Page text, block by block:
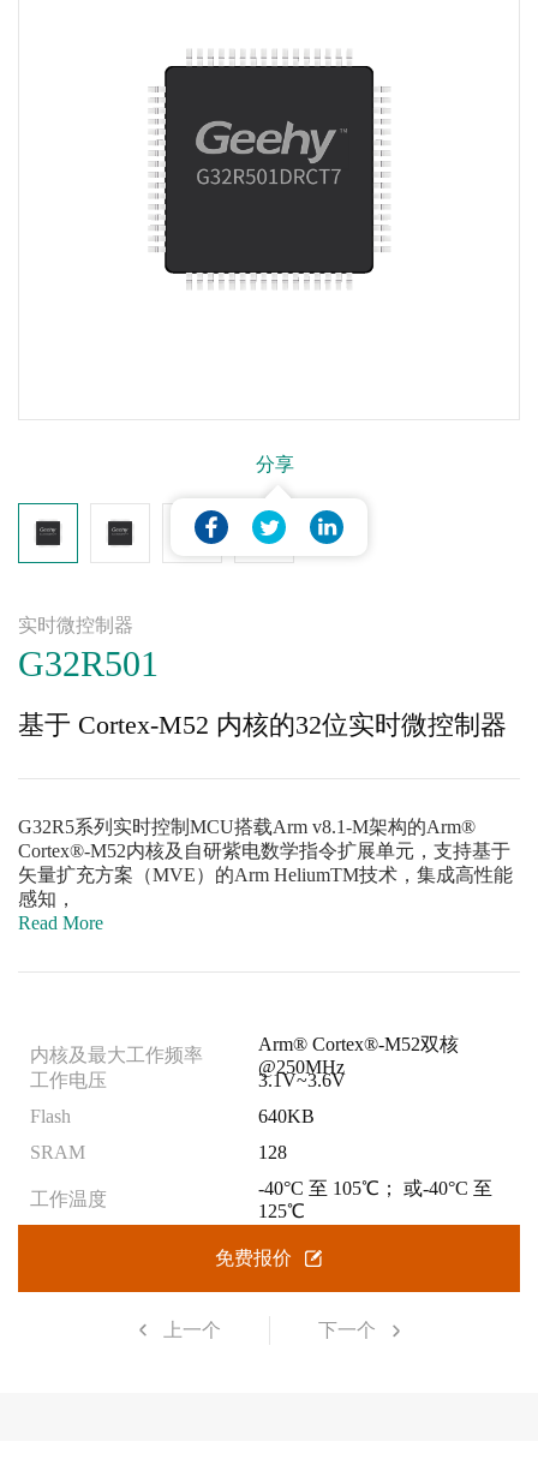
分享
实时微控制器
G32R501
基于 Cortex-M52 内核的32位实时微控制器
G32R5系列实时控制MCU搭载Arm v8.1-M架构的Arm®
Cortex®-M52内核及自研紫电数学指令扩展单元，支持基于
矢量扩充方案（MVE）的Arm HeliumTM技术，集成高性能
感知，
Read More
内核及最大工作频率
Arm® Cortex®-M52双核
@250MHz
工作电压
3.1V~3.6V
Flash
640KB
SRAM
128
工作温度
-40°C 至 105℃； 或-40°C 至
125℃
免费报价
上一个 下一个